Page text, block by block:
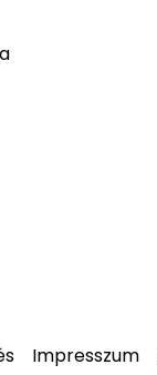
Impresszum